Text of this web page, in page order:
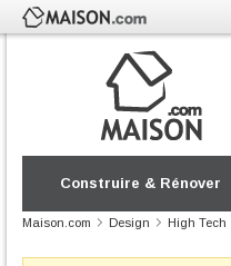
Construire & Rénover
Maison.com Design High Tech